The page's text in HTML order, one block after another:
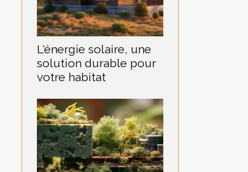
L'énergie solaire, une
solution durable pour
votre habitat